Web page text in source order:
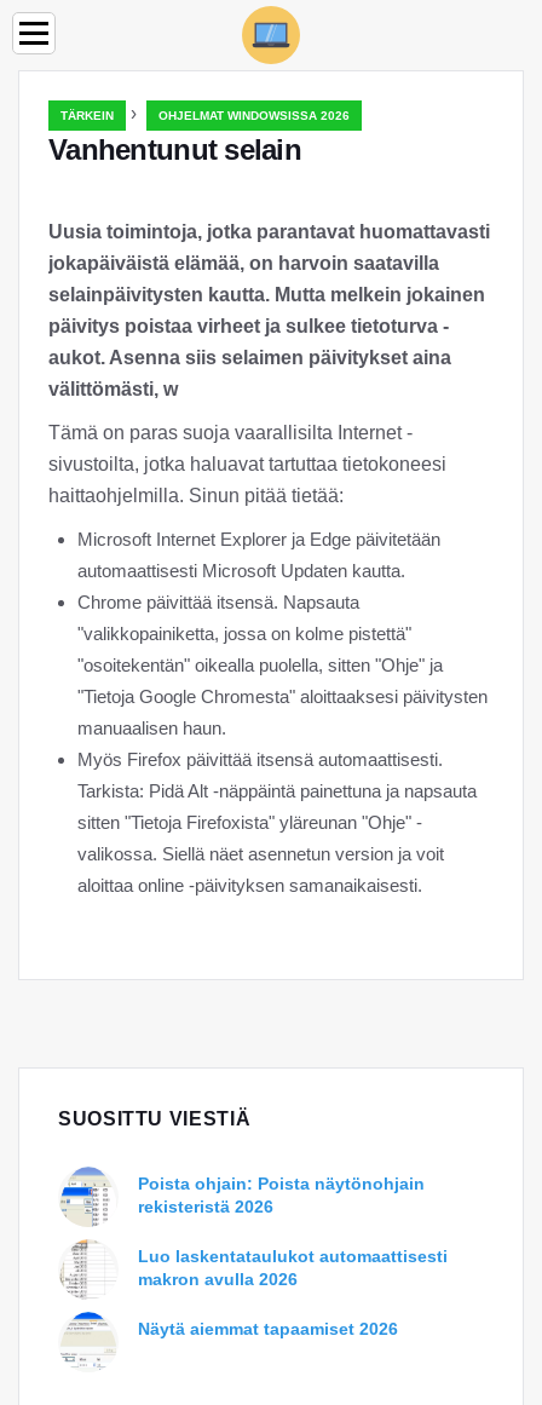
TÄRKEIN › OHJELMAT WINDOWSISSA 2026
Vanhentunut selain
Uusia toimintoja, jotka parantavat huomattavasti
jokapäiväistä elämää, on harvoin saatavilla
selainpäivitysten kautta. Mutta melkein jokainen
päivitys poistaa virheet ja sulkee tietoturva -
aukot. Asenna siis selaimen päivitykset aina
välittömästi, w
Tämä on paras suoja vaarallisilta Internet -
sivustoilta, jotka haluavat tartuttaa tietokoneesi
haittaohjelmilla. Sinun pitää tietää:
Microsoft Internet Explorer ja Edge päivitetään
automaattisesti Microsoft Updaten kautta.
Chrome päivittää itsensä. Napsauta
"valikkopainiketta, jossa on kolme pistettä"
"osoitekentän" oikealla puolella, sitten "Ohje" ja
"Tietoja Google Chromesta" aloittaaksesi päivitysten
manuaalisen haun.
Myös Firefox päivittää itsensä automaattisesti.
Tarkista: Pidä Alt -näppäintä painettuna ja napsauta
sitten "Tietoja Firefoxista" yläreunan "Ohje" -
valikossa. Siellä näet asennetun version ja voit
aloittaa online -päivityksen samanaikaisesti.
SUOSITTU VIESTIÄ
Poista ohjain: Poista näytönohjain
rekisteristä 2026
Luo laskentataulukot automaattisesti
makron avulla 2026
Näytä aiemmat tapaamiset 2026